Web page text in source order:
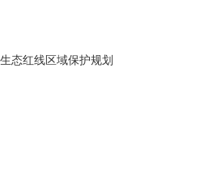
态红线区域保护规划